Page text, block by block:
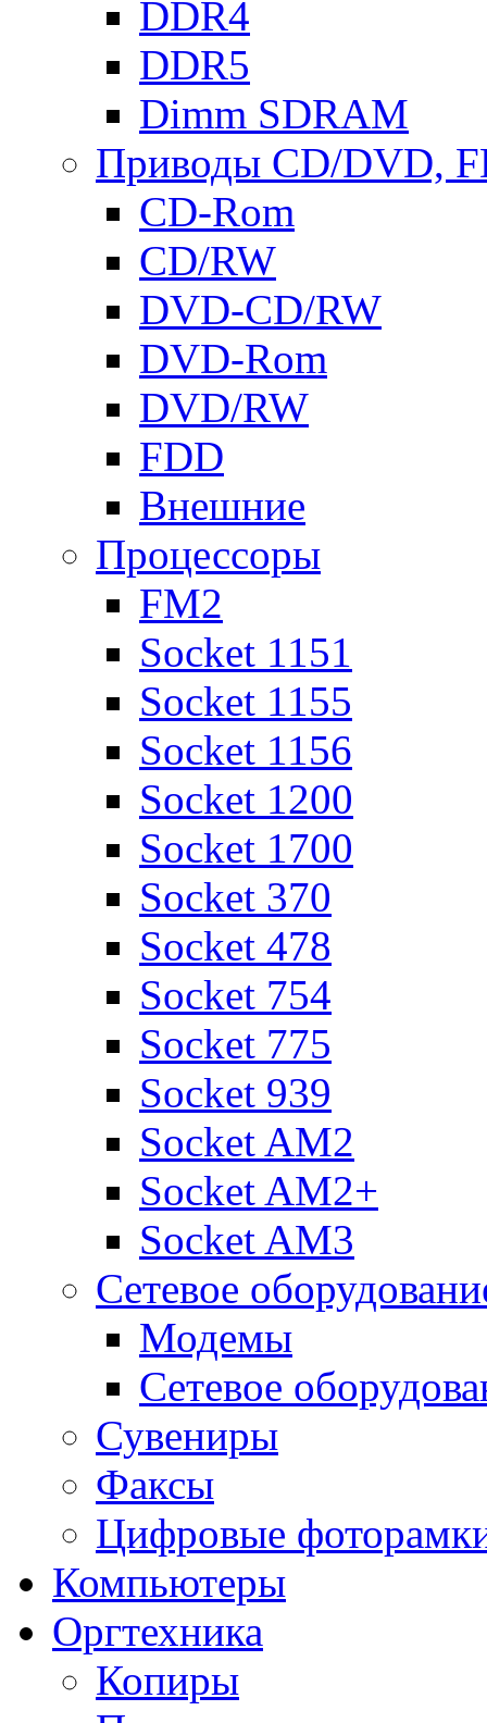
DDR4
DDR5
Dimm SDRAM
Приводы СD/DVD,
CD-Rom
CD/RW
DVD-CD/RW
DVD-Rom
DVD/RW
FDD
Внешние
Процессоры
FM2
Socket 1151
Socket 1155
Socket 1156
Socket 1200
Socket 1700
Socket 370
Socket 478
Socket 754
Socket 775
Socket 939
Socket AM2
Socket AM2+
Socket AM3
Сетевое
Модемы
Сетевое
Сувениры
Факсы
Цифровые
Компьютеры
Оргтехника
Копиры